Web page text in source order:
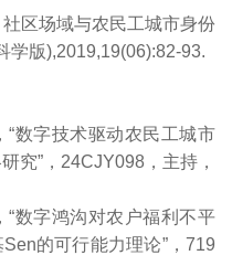
区场域与农民工城市身份
学版),2019,19(06):82-93.
数字技术驱动农民工城市
究”，24CJY098，主持，
数字鸿沟对农户福利不平
的可行能力理论”，719